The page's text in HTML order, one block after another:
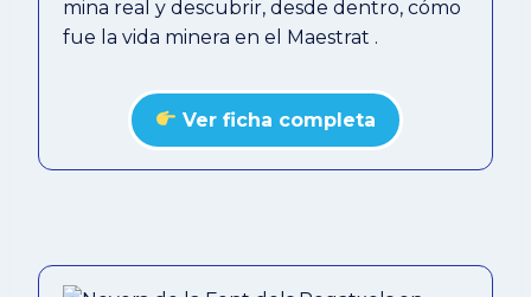
mina real y descubrir, desde dentro, cómo
fue la vida minera en el Maestrat .
Ver ficha completa